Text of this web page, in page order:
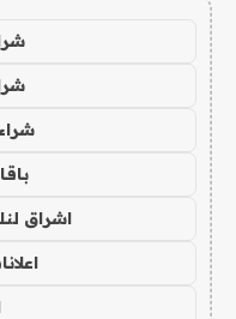
اشراق